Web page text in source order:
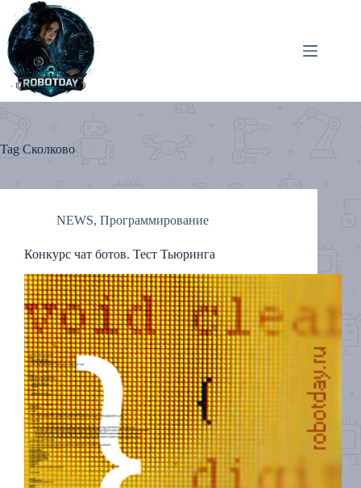
content
Tag Сколково
NEWS, Программирование
Конкурс чат ботов. Тест Тьюринга